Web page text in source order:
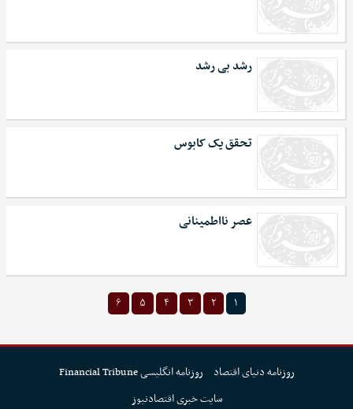
رشد بی رشد
تحقق یک کابوس
عصر نااطمینانی
۱ ۲ ۳ ۴ ۵ ۶
روزنامه دنیای اقتصاد
روزنامه انگلیسی Financial Tribune
سایت خبری اقتصادنیوز